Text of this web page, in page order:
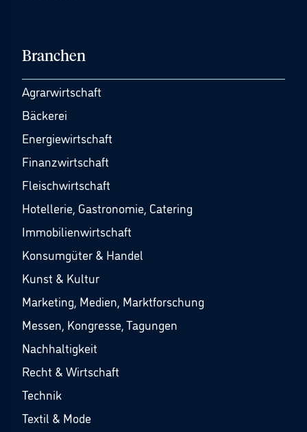
Branchen
Agrarwirtschaft
Bäckerei
Energiewirtschaft
Finanzwirtschaft
Fleischwirtschaft
Hotellerie, Gastronomie, Catering
Immobilienwirtschaft
Konsumgüter & Handel
Kunst & Kultur
Marketing, Medien, Marktforschung
Messen, Kongresse, Tagungen
Nachhaltigkeit
Recht & Wirtschaft
Technik
Textil & Mode